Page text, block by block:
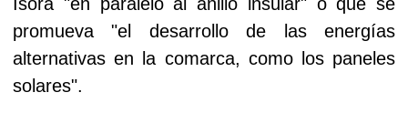
promueva "el desarrollo de las energías
alternativas en la comarca, como los paneles
solares".